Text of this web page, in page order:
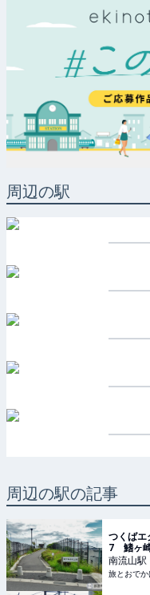
周辺の駅
周辺の駅の記事
つくば
7 鰭ヶ崎
ル
南流山駅
旅とおで